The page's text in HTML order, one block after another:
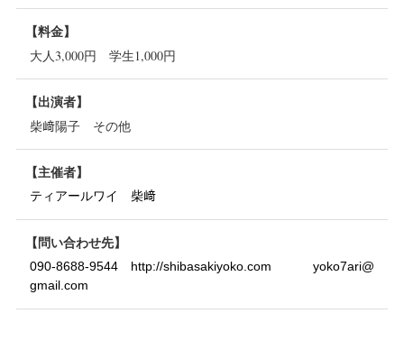
料金
大人3,000円 学生1,000円
出演者
柴﨑陽子 その他
主催者
ティアールワイ 柴﨑
問い合わせ先
090-8688-9544 http://shibasakiyoko.com yoko7ari@
gmail.com